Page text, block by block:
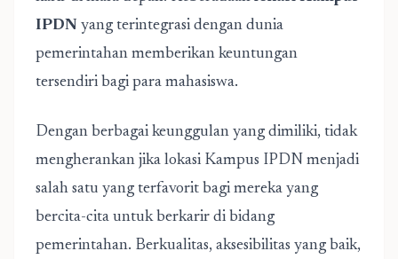
IPDN yang terintegrasi dengan dunia
pemerintahan memberikan keuntungan
tersendiri bagi para mahasiswa.
Dengan berbagai keunggulan yang dimiliki, tidak
mengherankan jika lokasi Kampus IPDN menjadi
salah satu yang terfavorit bagi mereka yang
bercita-cita untuk berkarir di bidang
pemerintahan. Berkualitas, aksesibilitas yang baik,